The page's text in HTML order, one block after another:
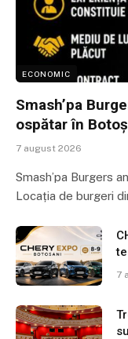
ECONOMIC
Smash’pa
ospătar în
7 august 2026
Smash’pa Burgers
Locația de burgeri
7